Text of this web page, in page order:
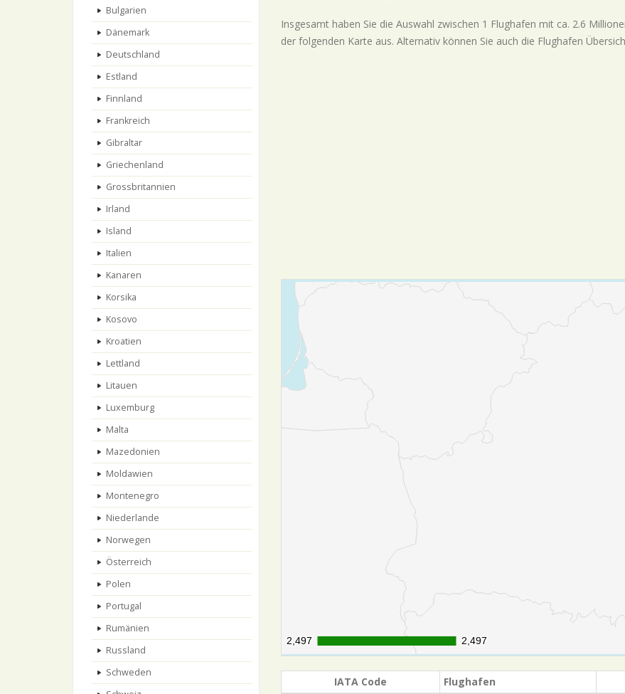
Bulgarien
Dänemark
Deutschland
Estland
Finnland
Frankreich
Gibraltar
Griechenland
Grossbritannien
Irland
Island
Italien
Kanaren
Korsika
Kosovo
Kroatien
Lettland
Litauen
Luxemburg
Malta
Mazedonien
Moldawien
Montenegro
Niederlande
Norwegen
Österreich
Polen
Portugal
Rumänien
Russland
Schweden
Insgesamt haben Sie die Auswahl zwischen 1 Flughafen mit ca. 2.6
der folgenden Karte aus. Alternativ können Sie auch die Flughafen
2,497
2,497 2,497
2,497
IATA Code Flughafen